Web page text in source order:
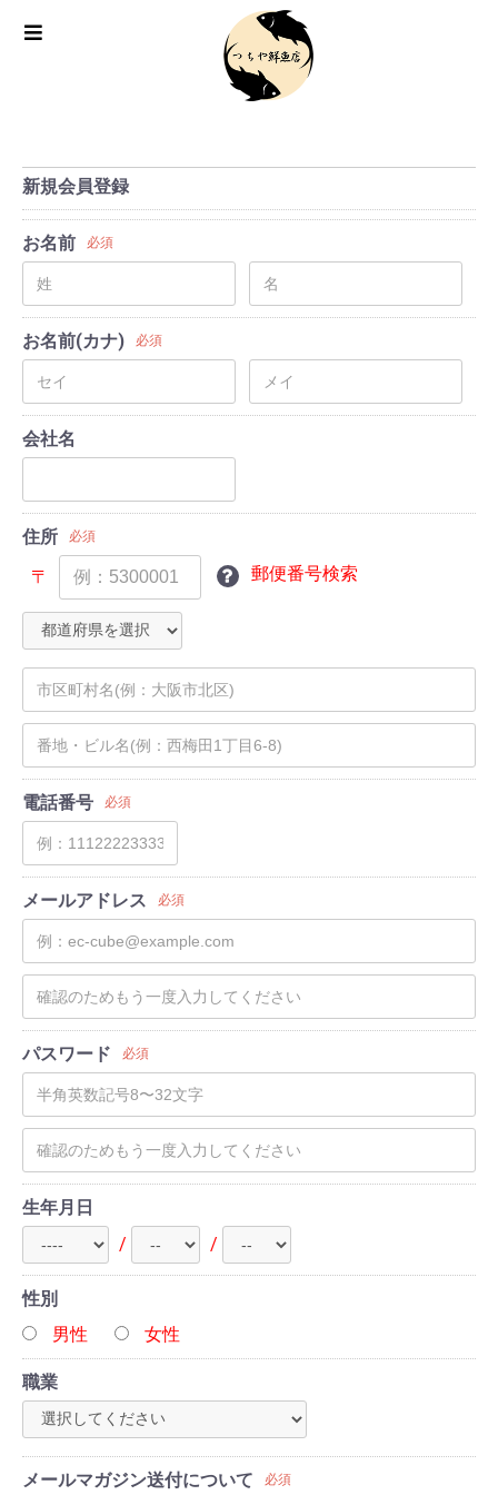
新規会員登録
お名前 必須
お名前(カナ) 必須
会社名
住所 必須
〒 郵便番号検索
電話番号 必須
メールアドレス 必須
パスワード 必須
生年月日
/
/
性別
男性
女性
職業
メールマガジン送付について 必須